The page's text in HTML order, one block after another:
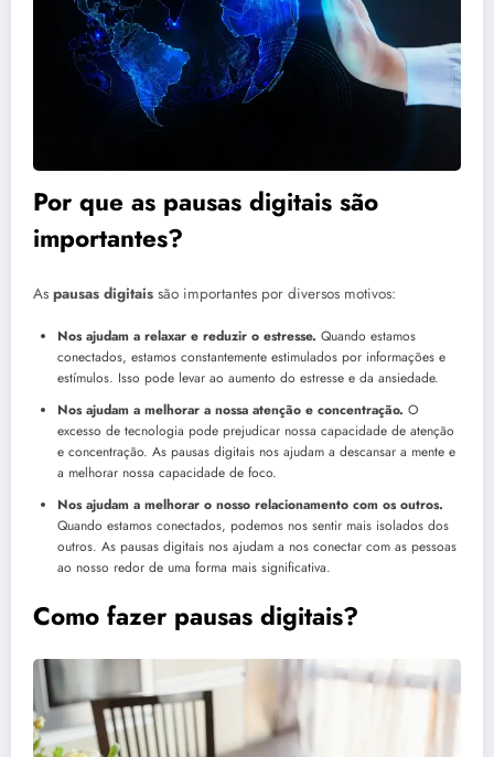
Por que as pausas digitais são
importantes?
As pausas digitais são importantes por diversos motivos:
Nos ajudam a relaxar e reduzir o estresse. Quando estamos
conectados, estamos constantemente estimulados por informações e
estímulos. Isso pode levar ao aumento do estresse e da ansiedade.
Nos ajudam a melhorar a nossa atenção e concentração. O
excesso de tecnologia pode prejudicar nossa capacidade de atenção
e concentração. As pausas digitais nos ajudam a descansar a mente e
a melhorar nossa capacidade de foco.
Nos ajudam a melhorar o nosso relacionamento com os outros.
Quando estamos conectados, podemos nos sentir mais isolados dos
outros. As pausas digitais nos ajudam a nos conectar com as pessoas
ao nosso redor de uma forma mais significativa.
Como fazer pausas digitais?